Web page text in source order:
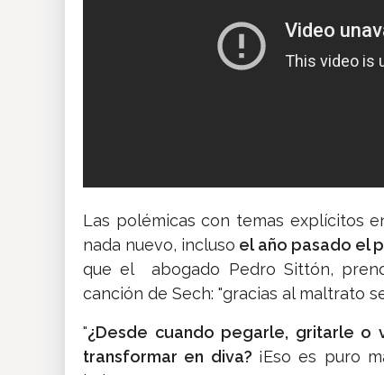
Las polémicas con temas explícitos
nada nuevo, incluso el año pasado el
que el abogado Pedro Sittón,
canción de Sech: "gracias al maltrato
"¿Desde cuando pegarle, gritarle o
transformar en diva? ¡Eso es puro